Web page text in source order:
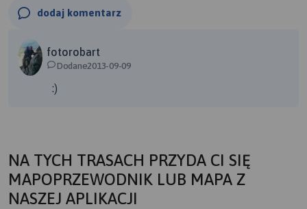
dodaj komentarz
fotorobart
Dodane2013-09-09
:)
NA TYCH TRASACH PRZYDA CI SIĘ
MAPOPRZEWODNIK LUB MAPA Z
NASZEJ APLIKACJI